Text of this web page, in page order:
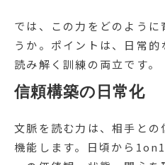
では、この力をどのように
うか。ポイントは、日常
読み解く訓練の両立です。
信頼構築の日常化
文脈を読む力は、相手との
機能します。日頃から